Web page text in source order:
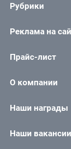
Рубрики
Реклама на
Прайс-лист
О компании
Наши награды
Наши вакансии